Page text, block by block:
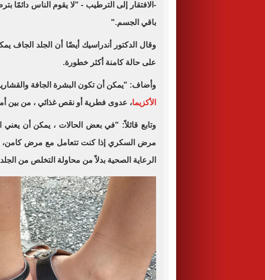
-الافتقار إلى الترطيب - "لا يقوم الناس دائمًا
باقي الجسم."
وقال الدكتور أندراسيك أيضًا أن الجلد الجاف
على حالة كامنة أكثر خطورة.
وأضاف: "يمكن أن تكون البشرة الجافة والقشارية
الأكزيما، عدوى فطرية أو نقص غذائي ، من بين
وتابع قائلاً: "في بعض الحالات ، يمكن أن
مرض السكري إذا كنت تتعامل مع مرض
الرعاية الصحية بدلاً من محاولة التخلص من